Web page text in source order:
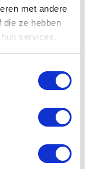
met andere
die ze hebben
services.
185,00
prijs
prijs